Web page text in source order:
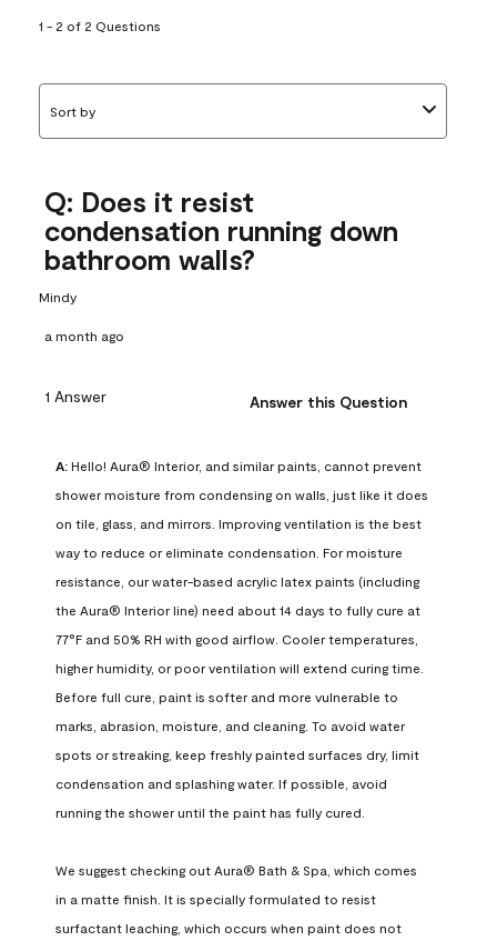
1 - 2 of 2 Questions
Sort by
Q: Does it resist
condensation running down
bathroom walls?
Mindy
a month ago
1 Answer Answer this Question
A: Hello! Aura® Interior, and similar paints, cannot prevent
shower moisture from condensing on walls, just like it does
on tile, glass, and mirrors. Improving ventilation is the best
way to reduce or eliminate condensation. For moisture
resistance, our water-based acrylic latex paints (including
the Aura® Interior line) need about 14 days to fully cure at
77°F and 50% RH with good airflow. Cooler temperatures,
higher humidity, or poor ventilation will extend curing time.
Before full cure, paint is softer and more vulnerable to
marks, abrasion, moisture, and cleaning. To avoid water
spots or streaking, keep freshly painted surfaces dry, limit
condensation and splashing water. If possible, avoid
running the shower until the paint has fully cured.
We suggest checking out Aura® Bath & Spa, which comes
in a matte finish. It is specially formulated to resist
surfactant leaching, which occurs when paint does not